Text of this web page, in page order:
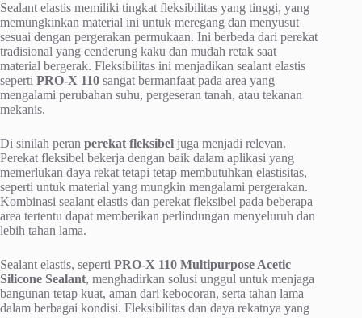
Sealant elastis memiliki tingkat fleksibilitas yang tinggi, yang
memungkinkan material ini untuk meregang dan menyusut
sesuai dengan pergerakan permukaan. Ini berbeda dari perekat
tradisional yang cenderung kaku dan mudah retak saat
material bergerak. Fleksibilitas ini menjadikan sealant elastis
seperti PRO-X 110 sangat bermanfaat pada area yang
mengalami perubahan suhu, pergeseran tanah, atau tekanan
mekanis.
Di sinilah peran perekat fleksibel juga menjadi relevan.
Perekat fleksibel bekerja dengan baik dalam aplikasi yang
memerlukan daya rekat tetapi tetap membutuhkan elastisitas,
seperti untuk material yang mungkin mengalami pergerakan.
Kombinasi sealant elastis dan perekat fleksibel pada beberapa
area tertentu dapat memberikan perlindungan menyeluruh dan
lebih tahan lama.
Sealant elastis, seperti PRO-X 110 Multipurpose Acetic
Silicone Sealant, menghadirkan solusi unggul untuk menjaga
bangunan tetap kuat, aman dari kebocoran, serta tahan lama
dalam berbagai kondisi. Fleksibilitas dan daya rekatnya yang